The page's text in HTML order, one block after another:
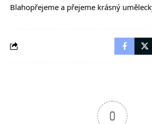
Blahopřejeme a přejeme krásný
0